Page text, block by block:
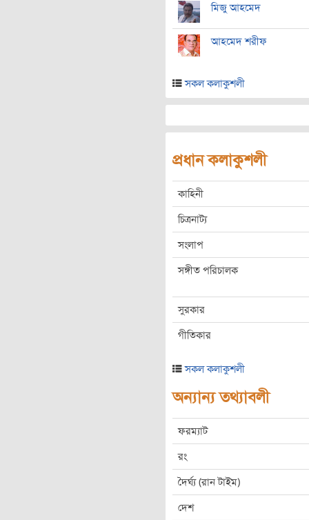
মিজু আহমেদ
আহমেদ শরীফ
সকল কলাকুশলী
প্রধান কলাকুশলী
কাহিনী
চিত্রনাট্য
সংলাপ
সঙ্গীত পরিচালক
সুরকার
গীতিকার
সকল কলাকুশলী
অন্যান্য তথ্যাবলী
ফরম্যাট
রং
দৈর্ঘ্য (রান টাইম)
দেশ